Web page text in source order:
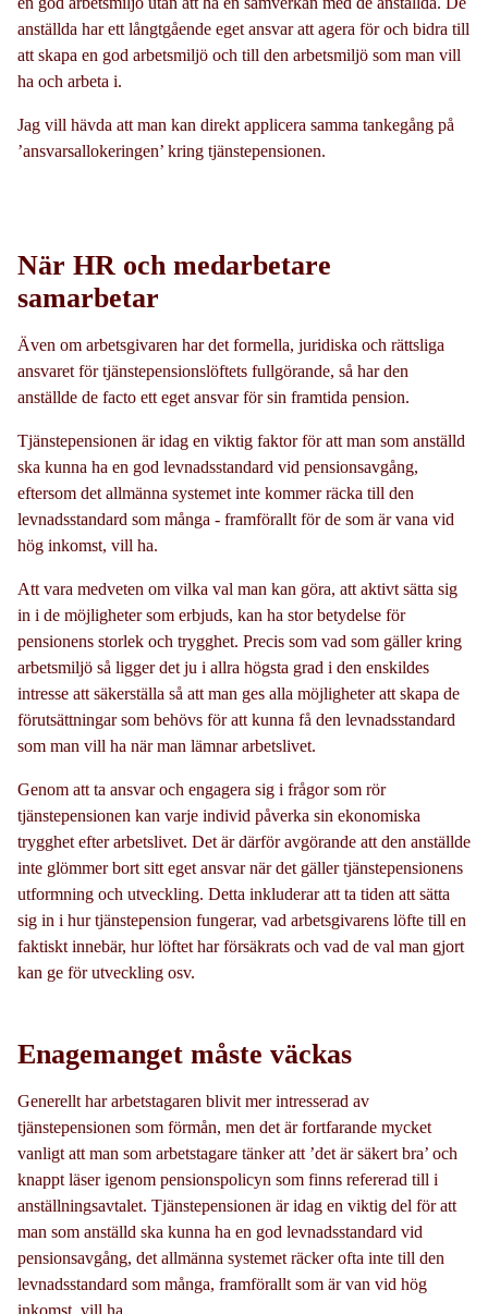
anställda har ett långtgående eget ansvar att agera för och bidra till
att skapa en god arbetsmiljö och till den arbetsmiljö som man vill
ha och arbeta i.
Jag vill hävda att man kan direkt applicera samma tankegång på
’ansvarsallokeringen’ kring tjänstepensionen.
När HR och medarbetare
samarbetar
Även om arbetsgivaren har det formella, juridiska och rättsliga
ansvaret för tjänstepensionslöftets fullgörande, så har den
anställde de facto ett eget ansvar för sin framtida pension.
Tjänstepensionen är idag en viktig faktor för att man som anställd
ska kunna ha en god levnadsstandard vid pensionsavgång,
eftersom det allmänna systemet inte kommer räcka till den
levnadsstandard som många - framförallt för de som är vana vid
hög inkomst, vill ha.
Att vara medveten om vilka val man kan göra, att aktivt sätta sig
in i de möjligheter som erbjuds, kan ha stor betydelse för
pensionens storlek och trygghet. Precis som vad som gäller kring
arbetsmiljö så ligger det ju i allra högsta grad i den enskildes
intresse att säkerställa så att man ges alla möjligheter att skapa de
förutsättningar som behövs för att kunna få den levnadsstandard
som man vill ha när man lämnar arbetslivet.
Genom att ta ansvar och engagera sig i frågor som rör
tjänstepensionen kan varje individ påverka sin ekonomiska
trygghet efter arbetslivet. Det är därför avgörande att den anställde
inte glömmer bort sitt eget ansvar när det gäller tjänstepensionens
utformning och utveckling. Detta inkluderar att ta tiden att sätta
sig in i hur tjänstepension fungerar, vad arbetsgivarens löfte till en
faktiskt innebär, hur löftet har försäkrats och vad de val man gjort
kan ge för utveckling osv.
Enagemanget måste väckas
Generellt har arbetstagaren blivit mer intresserad av
tjänstepensionen som förmån, men det är fortfarande mycket
vanligt att man som arbetstagare tänker att ’det är säkert bra’ och
knappt läser igenom pensionspolicyn som finns refererad till i
anställningsavtalet. Tjänstepensionen är idag en viktig del för att
man som anställd ska kunna ha en god levnadsstandard vid
pensionsavgång, det allmänna systemet räcker ofta inte till den
levnadsstandard som många, framförallt som är van vid hög
inkomst, vill ha.